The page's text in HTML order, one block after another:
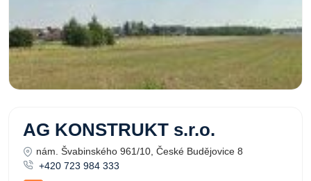
AG KONSTRUKT s.r.o.
nám. Švabinského 961/10, České Budějovice 8
+420 723 984 333